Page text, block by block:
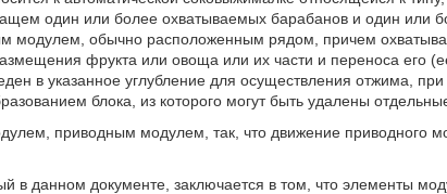
один или более охватываемых барабанов и один или
модулем, обычно расположенным рядом, причем
фрукта или овоща или их части и переноса его
в указанное углубление для осуществления отжима,
блока, из которого могут быть удалены
приводным модулем, так, что движение приводного
в данном документе, заключается в том, что элементы